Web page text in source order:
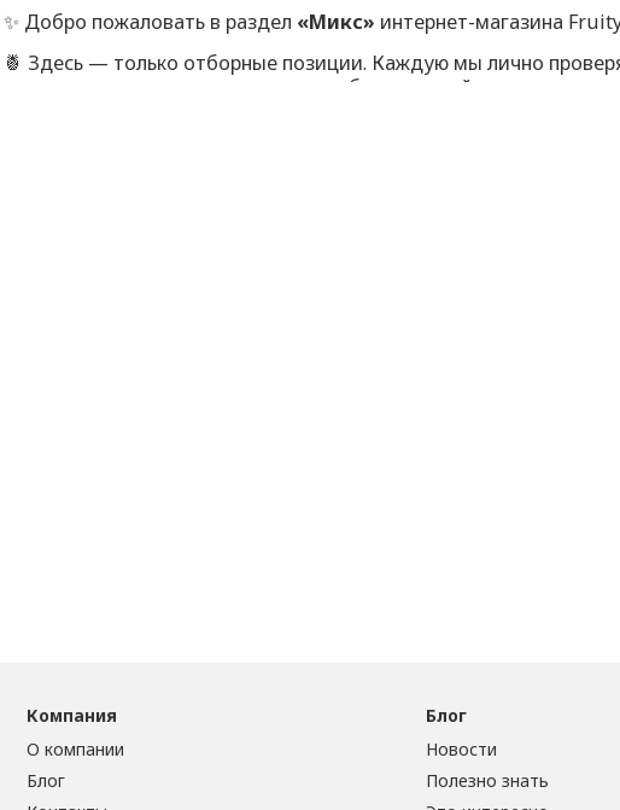
✨ Добро пожаловать в раздел «Микс» интернет-магазина
🍍 Здесь — только отборные позиции. Каждую мы лично
иначе никак: наша аудитория ценит безупречный сервис,
Компания
О компании
Блог
Блог
Новости
Полезно знать